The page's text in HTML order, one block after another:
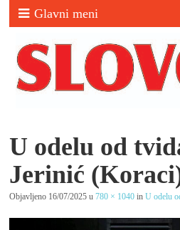
Glavni meni
U odelu od
Jerinić
Objavljeno 16/07/2025 u780 × 1040 inU odelu